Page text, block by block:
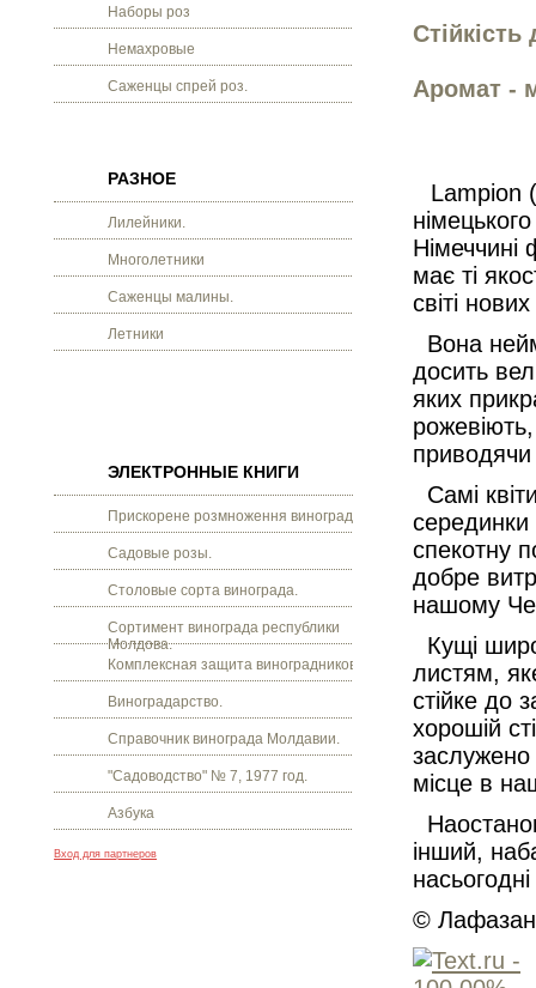
Наборы роз
Немахровые
Саженцы спрей роз.
РАЗНОЕ
Лилейники.
Многолетники
Саженцы малины.
Летники
ЭЛЕКТРОННЫЕ КНИГИ
Прискорене розмноження винограду.
Садовые розы.
Столовые сорта винограда.
Сортимент винограда республики
Молдова.
Комплексная защита виноградников.
Виноградарство.
Справочник винограда Молдавии.
"Садоводство" № 7, 1977 год.
Азбука
Вход для партнеров
Аромат -
Lampion
Німеччині
має ті
світі
Вона
досить
яких
приводячи
Самі
серединки
спекотну
добре
нашому
Кущі
листям,
стійке до
хорошій
місце в
інший,
©